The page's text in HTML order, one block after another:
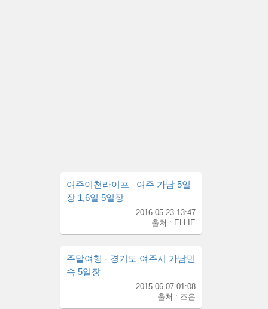
여주이천라이프_ 여주 가남 5일
장 1,6일 5일장
2016.05.23 13:47
출처 : ELLIE
주말여행 - 경기도 여주시 가남민
속 5일장
2015.06.07 01:08
출처 : 조은